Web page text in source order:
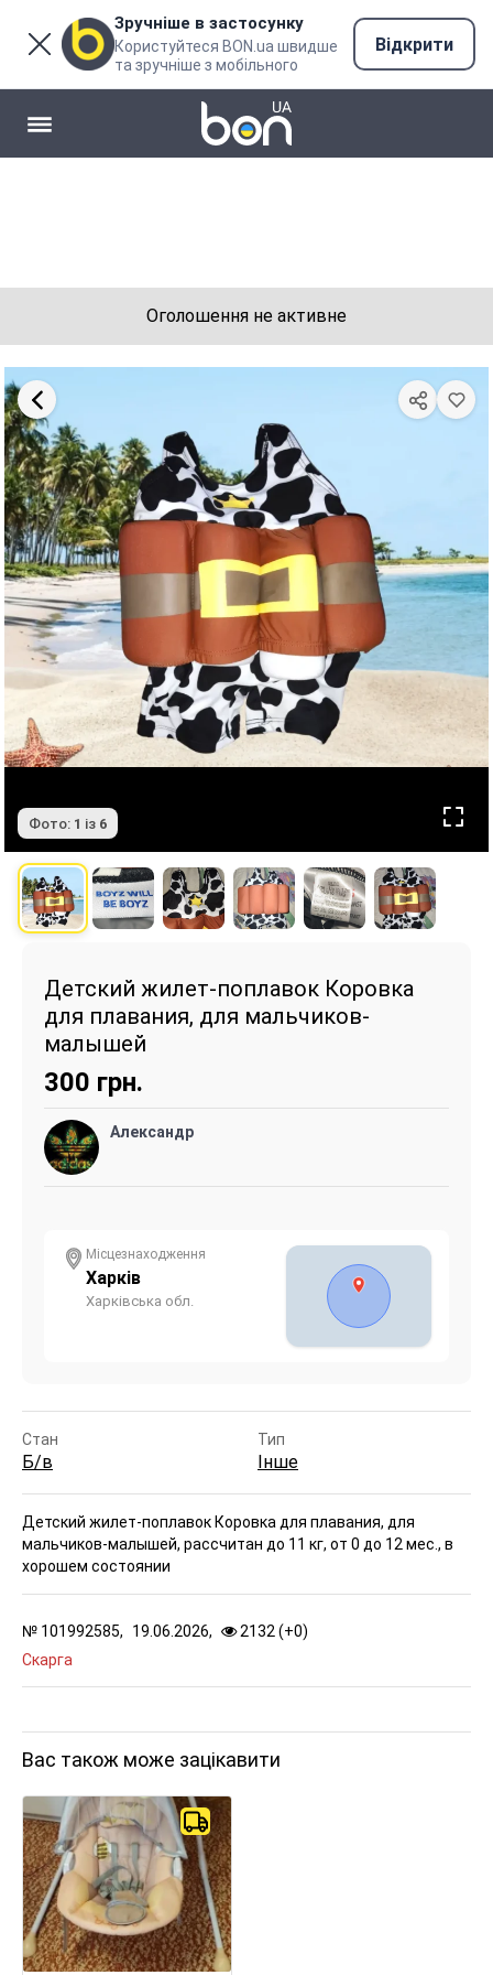
Зручніше в застосунку
Користуйтеся BON.ua швидше
та зручніше з мобільного
Відкрити
Оголошення не активне
Фото: 1 із 6
Детский жилет-поплавок Коровка
для плавания, для мальчиков-
малышей
300 грн.
Александр
Місцезнаходження
Харків
Харківська обл.
Стан
Б/в
Тип
Інше
Детский жилет-поплавок Коровка для плавания, для
мальчиков-малышей, рассчитан до 11 кг, от 0 до 12 мес., в
хорошем состоянии
№ 101992585, 19.06.2026, 2132 (+0)
Скарга
Вас також може зацікавити